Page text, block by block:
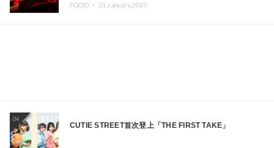
本頂尖DJ及創作者齊聚一堂
FOOD ・ 21.January.2025
04
CUTIE STREET首次登上「THE FIRST TAKE」